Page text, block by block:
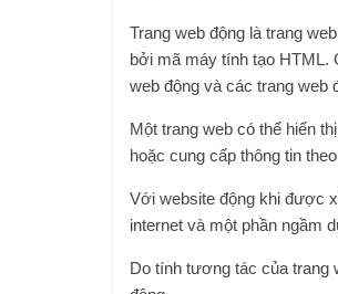
Trang web động là trang
bởi mã máy tính tạo HTML.
web động và các trang web
Một trang web có thể hiển
hoặc cung cấp thông tin
Với website động khi được
internet và một phần ngầm
Do tính tương tác của trang